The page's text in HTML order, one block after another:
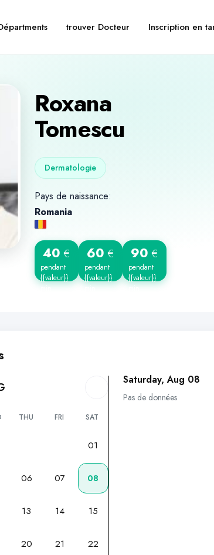
trouver Docteur Inscription en
Roxana
Tomescu
Dermatologie
Pays de naissance:
Romania
40 €
pendant
{{valeur}}
min
60 €
pendant
{{valeur}}
min
90 €
pendant
{{valeur}}
min
THU FRI SAT
01
06 07 08
13 14 15
20 21 22
Saturday, Aug 08
Pas de données